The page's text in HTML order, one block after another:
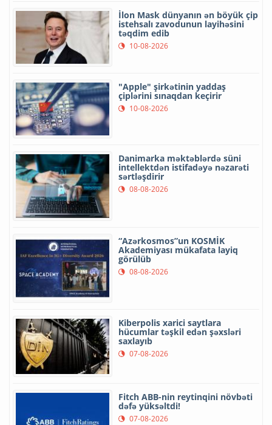
İlon Mask dünyanın ən böyük çip
istehsalı zavodunun layihəsini
təqdim edib
10-08-2026
"Apple" şirkətinin yaddaş
çiplərini sınaqdan keçirir
10-08-2026
Danimarka məktəblərdə süni
intellektdən istifadəyə nəzarəti
sərtləşdirir
08-08-2026
“Azərkosmos”un KOSMİK
Akademiyası mükafata layiq
görülüb
08-08-2026
Kiberpolis xarici saytlara
hücumlar təşkil edən şəxsləri
saxlayıb
07-08-2026
Fitch ABB-nin reytinqini növbəti
dəfə yüksəltdi!
07-08-2026